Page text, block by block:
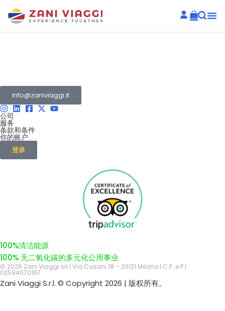
info@zaniviaggi.it
公司
服务
条款和条件
你的账户
登录
100%清洁能源
100% 无二氧化碳的多元化公用事业
© 2026 Zani Viaggi srl | Via Cusani 18 – 20121 Milano | C.F. e P.I.
02594070167
Zani Viaggi S.r.l. © Copyright 2026 | 版权所有。